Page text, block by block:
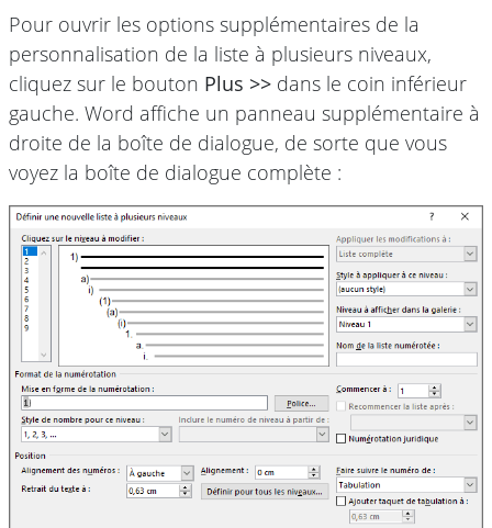
Pour ouvrir les options supplémentaires de la
personnalisation de la liste à plusieurs niveaux,
cliquez sur le bouton Plus >> dans le coin inférieur
gauche. Word affiche un panneau supplémentaire à
droite de la boîte de dialogue, de sorte que vous
voyez la boîte de dialogue complète :